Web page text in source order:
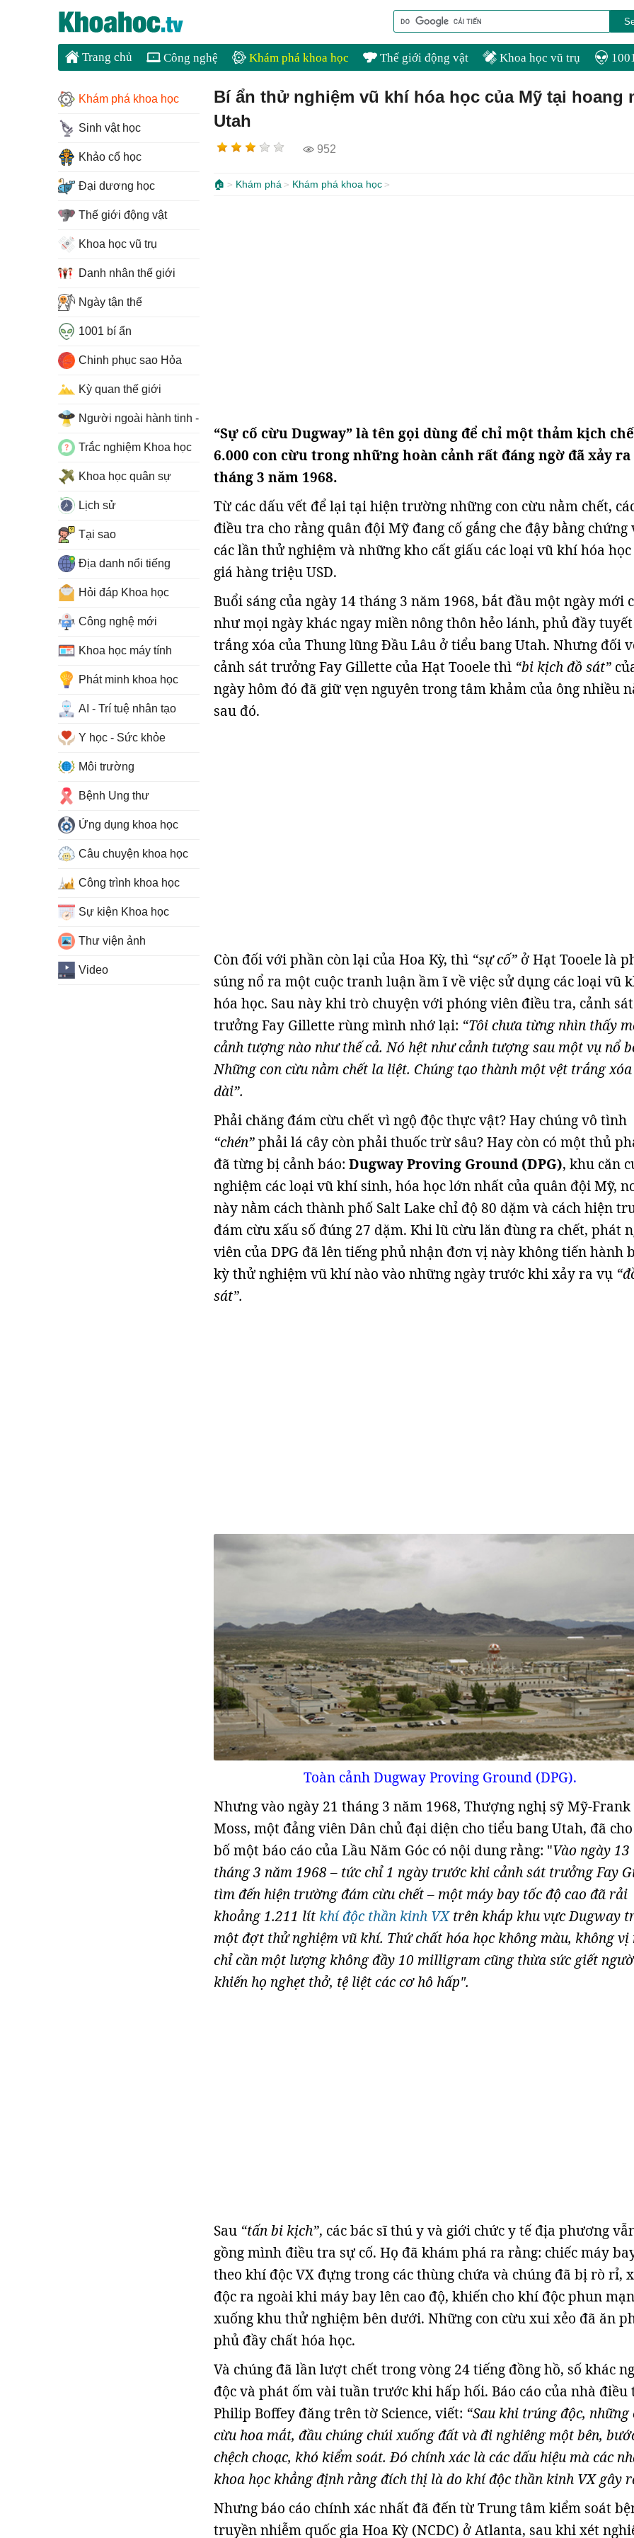
Trang chủ Công nghệ Khám phá khoa học Thế giới động vật Khoa học vũ trụ
Bí ẩn thử nghiệm vũ khí hóa học của Mỹ tại hoang
Utah
952
🏠 Khám phá Khám phá khoa học
“Sự cố cừu Dugway” là tên gọi dùng để chỉ một thảm kịch
6.000 con cừu trong những hoàn cảnh rất đáng ngờ đã xảy ra
tháng 3 năm 1968.
Từ các dấu vết để lại tại hiện trường những con cừu nằm chết,
điều tra cho rằng quân đội Mỹ đang cố gắng che đậy bằng chứng
các lần thử nghiệm và những kho cất giấu các loại vũ khí hóa
giá hàng triệu USD.
Buổi sáng của ngày 14 tháng 3 năm 1968, bắt đầu một ngày mới
như mọi ngày khác ngay miền nông thôn hẻo lánh, phủ đầy tuyết
trắng xóa của Thung lũng Đầu Lâu ở tiểu bang Utah. Nhưng đối
cảnh sát trưởng Fay Gillette của Hạt Tooele thì “bi kịch đồ sát”
ngày hôm đó đã giữ vẹn nguyên trong tâm khảm của ông nhiều
sau đó.
Còn đối với phần còn lại của Hoa Kỳ, thì “sự cố” ở Hạt Tooele là
súng nổ ra một cuộc tranh luận ầm ĩ về việc sử dụng các loại vũ
hóa học. Sau này khi trò chuyện với phóng viên điều tra, cảnh sát
trưởng Fay Gillette rùng mình nhớ lại: “Tôi chưa từng nhìn thấy
cảnh tượng nào như thế cả. Nó hệt như cảnh tượng sau một vụ nổ
Những con cừu nằm chết la liệt. Chúng tạo thành một vệt trắng
dài”.
Phải chăng đám cừu chết vì ngộ độc thực vật? Hay chúng vô tình
“chén”phải lá cây còn phải thuốc trừ sâu? Hay còn có một thủ
đã từng bị cảnh báo: Dugway Proving Ground (DPG), khu căn
nghiệm các loại vũ khí sinh, hóa học lớn nhất của quân đội Mỹ,
này nằm cách thành phố Salt Lake chỉ độ 80 dặm và cách hiện
đám cừu xấu số đúng 27 dặm. Khi lũ cừu lăn đùng ra chết, phát
viên của DPG đã lên tiếng phủ nhận đơn vị này không tiến hành
kỳ thử nghiệm vũ khí nào vào những ngày trước khi xảy ra vụ
sát”.
Toàn cảnh Dugway Proving Ground (DPG).
Nhưng vào ngày 21 tháng 3 năm 1968, Thượng nghị sỹ Mỹ-Frank
Moss, một đảng viên Dân chủ đại diện cho tiểu bang Utah, đã
bố một báo cáo của Lầu Năm Góc có nội dung rằng: "Vào ngày 13
tháng 3 năm 1968 – tức chỉ 1 ngày trước khi cảnh sát trưởng Fay
tìm đến hiện trường đám cừu chết – một máy bay tốc độ cao đã rải
khoảng 1.211 lít khí độc thần kinh VXtrên khắp khu vực Dugway
một đợt thử nghiệm vũ khí. Thứ chất hóa học không màu, không vị
chỉ cần một lượng không đầy 10 milligram cũng thừa sức giết
khiến họ nghẹt thở, tệ liệt các cơ hô hấp".
Sau “tấn bi kịch”, các bác sĩ thú y và giới chức y tế địa phương
gồng mình điều tra sự cố. Họ đã khám phá ra rằng: chiếc máy
theo khí độc VX đựng trong các thùng chứa và chúng đã bị rò rỉ,
độc ra ngoài khi máy bay lên cao độ, khiến cho khí độc phun
xuống khu thử nghiệm bên dưới. Những con cừu xui xẻo đã ăn
phủ đầy chất hóa học.
Và chúng đã lần lượt chết trong vòng 24 tiếng đồng hồ, số khác
độc và phát ốm vài tuần trước khi hấp hối. Báo cáo của nhà điều
Philip Boffey đăng trên tờ Science, viết: “Sau khi trúng độc, những
cừu hoa mắt, đầu chúng chúi xuống đất và đi nghiêng một bên,
chệch choạc, khó kiểm soát. Đó chính xác là các dấu hiệu mà các
khoa học khẳng định rằng đích thị là do khí độc thần kinh VX gây
Nhưng báo cáo chính xác nhất đã đến từ Trung tâm kiểm soát
truyền nhiễm quốc gia Hoa Kỳ (NCDC) ở Atlanta, sau khi xét
Khám phá khoa học
Sinh vật học
Khảo cổ học
Đại dương học
Thế giới động vật
Khoa học vũ trụ
Danh nhân thế giới
Ngày tận thế
1001 bí ẩn
Chinh phục sao Hỏa
Kỳ quan thế giới
Người ngoài hành tinh - UFO
Trắc nghiệm Khoa học
Khoa học quân sự
Lịch sử
Tại sao
Địa danh nổi tiếng
Hỏi đáp Khoa học
Công nghệ mới
Khoa học máy tính
Phát minh khoa học
AI - Trí tuệ nhân tạo
Y học - Sức khỏe
Môi trường
Bệnh Ung thư
Ứng dụng khoa học
Câu chuyện khoa học
Công trình khoa học
Sự kiện Khoa học
Thư viện ảnh
Video